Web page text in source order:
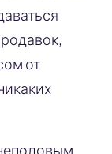
от